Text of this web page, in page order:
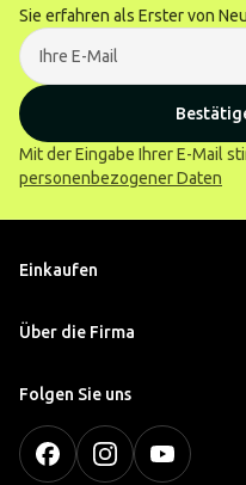
Sie erfahren als Erster von
Mit der Eingabe Ihrer E-Mail
personenbezogener Daten
Einkaufen
Über die Firma
Folgen Sie uns